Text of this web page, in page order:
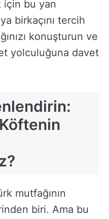
için bu yan
birkaçını tercih
konuşturun ve
yolculuğuna davet
mutfağının
biri. Ama bu